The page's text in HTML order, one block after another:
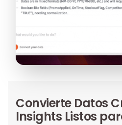
Convierte Datos
Insights Listos